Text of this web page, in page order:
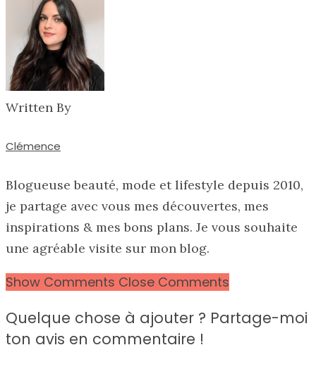
Written By
Clémence
Blogueuse beauté, mode et lifestyle depuis 2010,
je partage avec vous mes découvertes, mes
inspirations & mes bons plans. Je vous souhaite
une agréable visite sur mon blog.
Show Comments Close Comments
Quelque chose à ajouter ? Partage-moi
ton avis en commentaire !